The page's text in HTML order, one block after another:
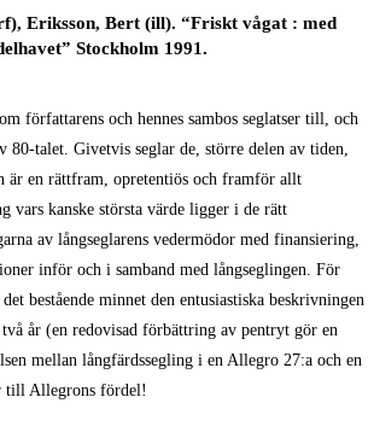
Eriksson, Bert (ill). “Friskt vågat : med
Stockholm 1991.
författarens och hennes sambos seglatser till, och
80-talet. Givetvis seglar de, större delen av tiden,
är en rättfram, opretentiös och framför allt
vars kanske största värde ligger i de rätt
av långseglarens vedermödor med finansiering,
inför och i samband med långseglingen. För
bestående minnet den entusiastiska beskrivningen
år (en redovisad förbättring av pentryt gör en
mellan långfärdssegling i en Allegro 27:a och en
till Allegrons fördel!